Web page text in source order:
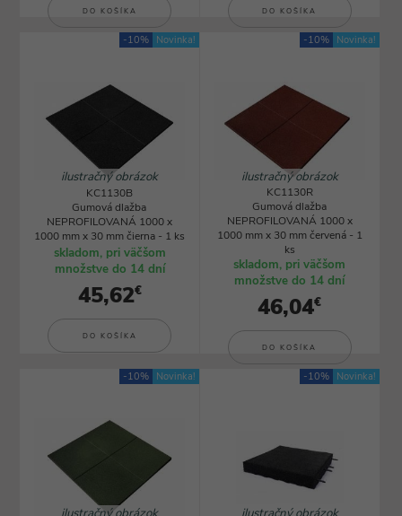
DO KOŠÍKA DO KOŠÍKA
Novinka!
-10%
ilustračný obrázok
KC1130B
Gumová dlažba
NEPROFILOVANÁ 1000 x
1000 mm x 30 mm čierna - 1 ks
skladom, pri väčšom
množstve do 14 dní
45,62€
DO KOŠÍKA
Novinka!
-10%
ilustračný obrázok
KC1130R
Gumová dlažba
NEPROFILOVANÁ 1000 x
1000 mm x 30 mm červená - 1
ks
skladom, pri väčšom
množstve do 14 dní
46,04€
DO KOŠÍKA
Novinka!
-10% Novinka!
-10%